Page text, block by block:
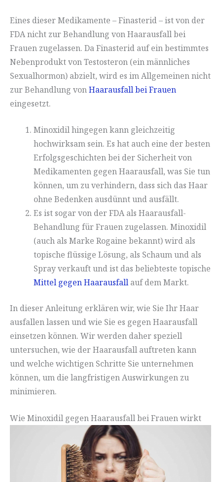
Eines dieser Medikamente – Finasterid – ist von der
FDA nicht zur Behandlung von Haarausfall bei
Frauen zugelassen. Da Finasterid auf ein bestimmtes
Nebenprodukt von Testosteron (ein männliches
Sexualhormon) abzielt, wird es im Allgemeinen nicht
zur Behandlung vonHaarausfall bei Frauen
eingesetzt.
Minoxidil hingegen kann gleichzeitig
hochwirksam sein. Es hat auch eine der besten
Erfolgsgeschichten bei der Sicherheit von
Medikamenten gegen Haarausfall, was Sie tun
können, um zu verhindern, dass sich das Haar
ohne Bedenken ausdünnt und ausfällt.
Es ist sogar von der FDA als Haarausfall-
Behandlung für Frauen zugelassen. Minoxidil
(auch als Marke Rogaine bekannt) wird als
topische flüssige Lösung, als Schaum und als
Spray verkauft und ist das beliebteste topische
Mittel gegen Haarausfall auf dem Markt.
In dieser Anleitung erklären wir, wie Sie Ihr Haar
ausfallen lassen und wie Sie es gegen Haarausfall
einsetzen können. Wir werden daher speziell
untersuchen, wie der Haarausfall auftreten kann
und welche wichtigen Schritte Sie unternehmen
können, um die langfristigen Auswirkungen zu
minimieren.
Wie Minoxidil gegen Haarausfall bei Frauen wirkt